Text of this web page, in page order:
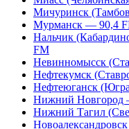
Мичуринск
Мурманск — 90,4
Нальчик
FM
Невинномысск
Нефтекумск
Нефтеюганск
Нижний Новгород
Нижний Тагил